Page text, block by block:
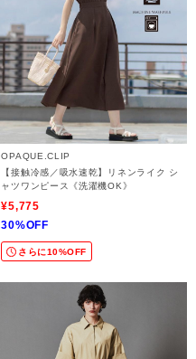
OPAQUE.CLIP
【接触冷感／吸水速乾】リネンライク シ
ャツワンピース《洗濯機OK》
¥5,775
30%OFF
さらに10%OFF